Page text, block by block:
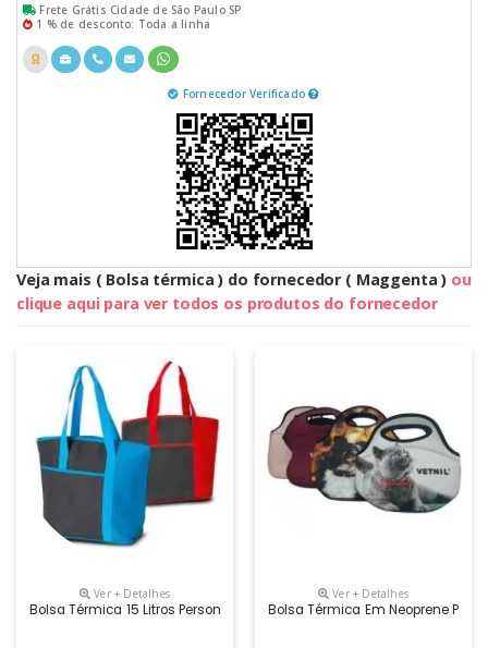
Frete Grátis Cidade de São Paulo SP
1 % de desconto: Toda a linha
Fornecedor Verificado
Veja mais ( Bolsa térmica ) do fornecedor ( Maggenta ) ou
clique aqui para ver todos os produtos do fornecedor
Ver + Detalhes
Bolsa Térmica 15 Litros Personalizada
Ver + Detalhes
Bolsa Térmica Em Neoprene